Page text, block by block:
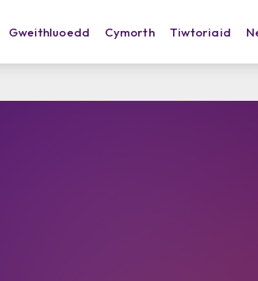
Gweithluoedd Cymorth Tiwtoriaid